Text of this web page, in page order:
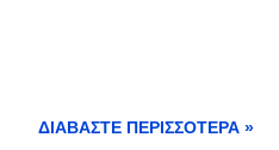
ΔΙΑΒΆΣΤΕ ΠΕΡΙΣΣΌΤΕΡΑ »